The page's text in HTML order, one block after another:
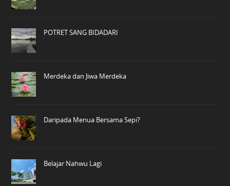
POTRET SANG BIDADARI
Merdeka dan Jiwa Merdeka
Daripada Menua Bersama Sepi?
Belajar Nahwu Lagi